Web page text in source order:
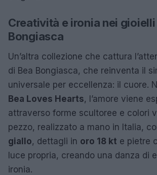
Creatività e ironia nei gioielli
Bongiasca
Un’altra collezione che cattura
di Bea Bongiasca, che reinventa il
universale per eccellenza: il cuore.
Bea Loves Hearts, l’amore viene
attraverso forme scultoree e colori
pezzo, realizzato a mano in Italia,
giallo, dettagli in oro 18 kt e pietre
luce propria, creando una danza di
ironia.